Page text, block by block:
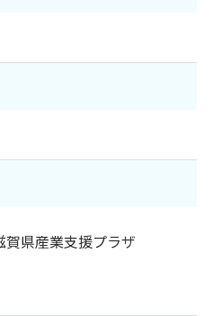
賀県産業支援プラザ